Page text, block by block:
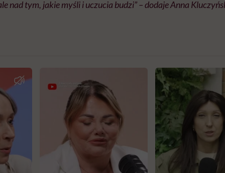
nad tym, jakie myśli i uczucia budzi” – dodaje Anna